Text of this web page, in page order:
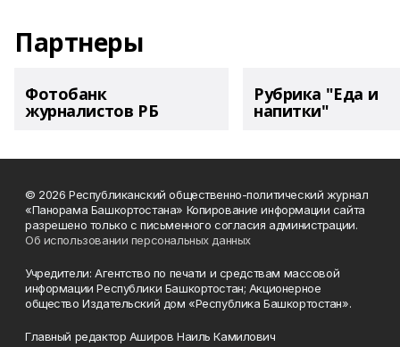
Партнеры
Фотобанк
журналистов РБ
Рубрика "Еда и
напитки"
© 2026 Республиканский общественно-политический журнал
«Панорама Башкортостана» Копирование информации сайта
разрешено только с письменного согласия администрации.
Об использовании персональных данных
Учредители: Агентство по печати и средствам массовой
информации Республики Башкортостан; Акционерное
общество Издательский дом «Республика Башкортостан».
Главный редактор Аширов Наиль Камилович